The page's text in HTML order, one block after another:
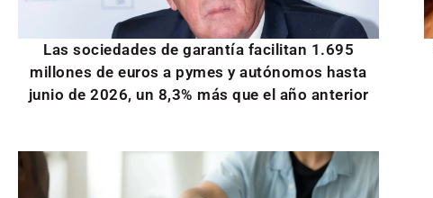
Las sociedades de garantía facilitan 1.695
millones de euros a pymes y autónomos hasta
junio de 2026, un 8,3% más que el año anterior